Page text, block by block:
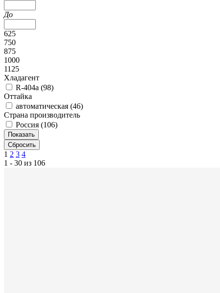
До
625
750
875
1000
1125
Хладагент
R-404a (98)
Оттайка
автоматическая (46)
Страна производитель
Россия (106)
1 2 3 4
1 - 30 из 106